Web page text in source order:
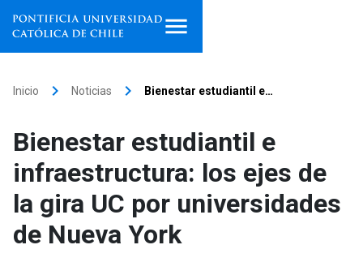
Facultades, escuelas e
institutos
Investigación
Inicio keyboard_arrow_right Noticias keyboard_arrow_right Bienestar estudiantil e…
Bienestar estudiantil e
infraestructura: los ejes de
la gira UC por universidades
de Nueva York